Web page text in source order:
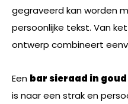
gegraveerd kan worden
persoonlijke tekst. Van
ontwerp combineert
Een bar sieraad in goud
is naar een strak en